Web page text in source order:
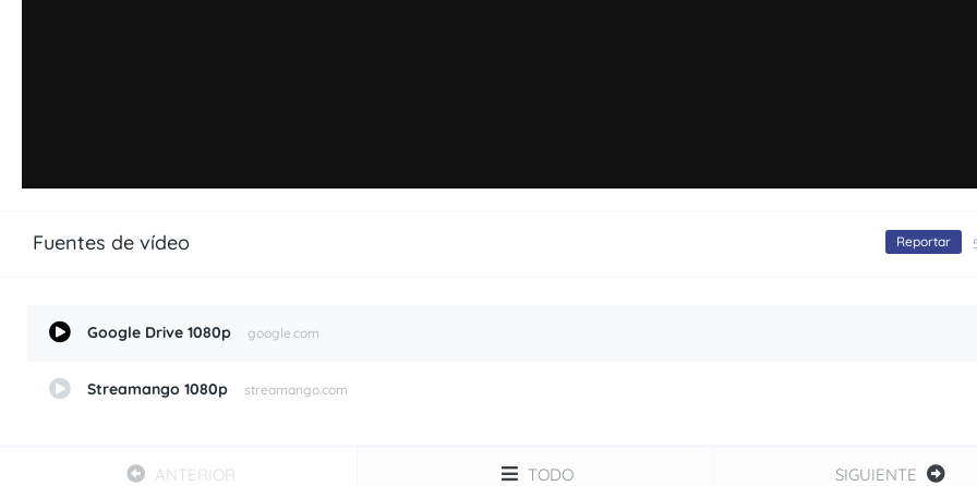
Fuentes de vídeo Reportar
Google Drive 1080p google.com
Streamango 1080p streamango.com
ANTERIOR TODO SIGUIENTE